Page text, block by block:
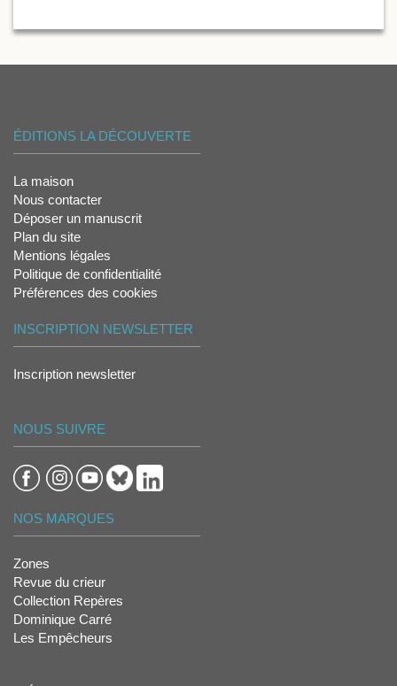
ÉDITIONS LA DÉCOUVERTE
La maison
Nous contacter
Déposer un manuscrit
Plan du site
Mentions légales
Politique de confidentialité
Préférences des cookies
INSCRIPTION NEWSLETTER
Inscription newsletter
NOUS SUIVRE
NOS MARQUES
Zones
Revue du crieur
Collection Repères
Dominique Carré
Les Empêcheurs